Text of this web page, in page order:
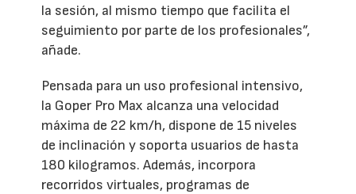
la sesión, al mismo tiempo que facilita el
seguimiento por parte de los profesionales”,
añade.
Pensada para un uso profesional intensivo,
la Goper Pro Max alcanza una velocidad
máxima de 22 km/h, dispone de 15 niveles
de inclinación y soporta usuarios de hasta
180 kilogramos. Además, incorpora
recorridos virtuales, programas de